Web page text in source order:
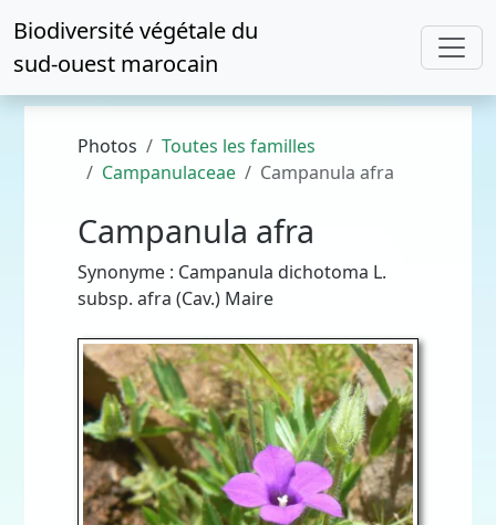
Biodiversité végétale du
sud-ouest marocain
Photos
Toutes les familles
Campanulaceae
Campanula afra
Campanula afra
Synonyme : Campanula dichotoma L.
subsp. afra (Cav.) Maire